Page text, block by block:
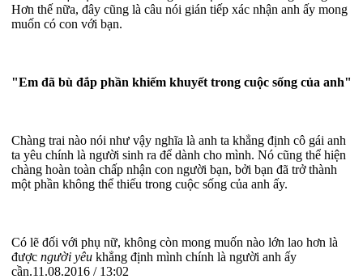
Hơn thế nữa, đây cũng là câu nói gián tiếp xác nhận anh ấy mong
muốn có con với bạn.
"Em đã bù đắp phần khiếm khuyết trong cuộc sống của anh"
Chàng trai nào nói như vậy nghĩa là anh ta khẳng định cô gái anh
ta yêu chính là người sinh ra để dành cho mình. Nó cũng thể hiện
chàng hoàn toàn chấp nhận con người bạn, bởi bạn đã trở thành
một phần không thể thiếu trong cuộc sống của anh ấy.
Có lẽ đối với phụ nữ, không còn mong muốn nào lớn lao hơn là
được người yêu khẳng định mình chính là người anh ấy
cần.11.08.2016 / 13:02